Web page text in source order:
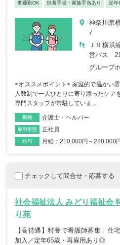
車通勤OK 扶養手当・家族手当あり 定年
神奈川県
7
ＪＲ横
営バス
グループ
<オススメポイント> 家庭的で温かい
人数制で一人ひとりに寄り添ったケア
専門スタッフが常駐していま...
職種 介護士・ヘルパー
雇用形態 正社員
給与 月給：210,000円～280,000
チェックして問合せ・応募する
社会福祉法人 みどり福祉会
り苑
【高待遇】特養で看護師募集｜住
加入／定年65歳・再雇用あり◎